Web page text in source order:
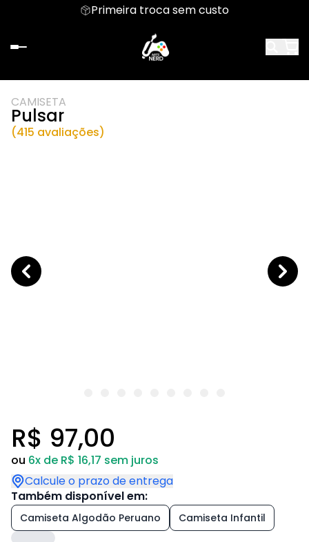
Primeira troca sem custo
CAMISETA
Pulsar
(415 avaliações)
R$ 97,00
ou 6x de R$ 16,17 sem juros
Calcule o prazo de entrega
Também disponível em:
Camiseta Algodão Peruano Camiseta Infantil